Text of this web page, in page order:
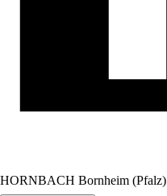
HORNBACH Bornheim (Pfalz)